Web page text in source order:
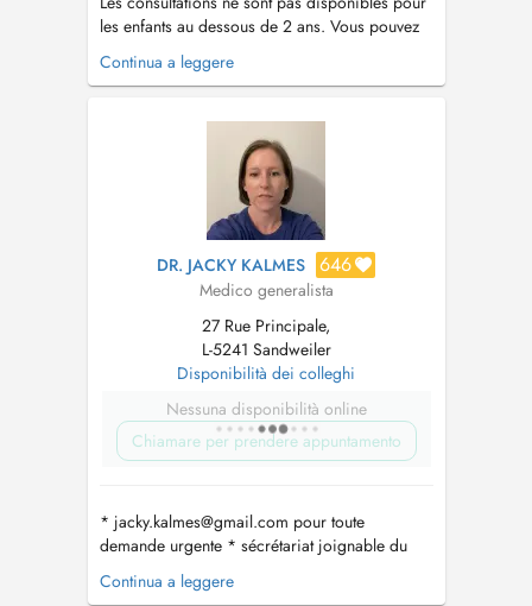
les enfants au dessous de 2 ans. Vous pouvez
contacter le secrétariat au numéro 77 93 77 .
Veuillez noter que le cabinet médical se trouve
direction de Grevenmacher....
Continua a leggere
DR. JACKY KALMES 646
Medico generalista
27 Rue Principale,
L-5241 Sandweiler
Disponibilità dei colleghi
Nessuna disponibilità online
Chiamare per prendere appuntamento
* jacky.kalmes@gmail.com pour toute
demande urgente * sécrétariat joignable du
lundi-vendredi de 8h-11h au numéro 35 04 56
* horaires des consultations UNIQUEMENT
Continua a leggere